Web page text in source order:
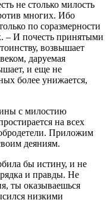
не столько милость
многих. Ибо
по соразмерности
– И почесть принятыми
возвышает
даруемая
и еще не
более унижается,
с милостию
на всех
Приложим
деяниям.
бы истину, и не
и правды. Не
ты оказываешься
низкими